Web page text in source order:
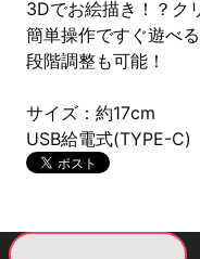
3Dでお絵描き！？ク
簡単操作ですぐ遊べ
段階調整も可能！
サイズ：約17cm
USB給電式(TYPE-C)